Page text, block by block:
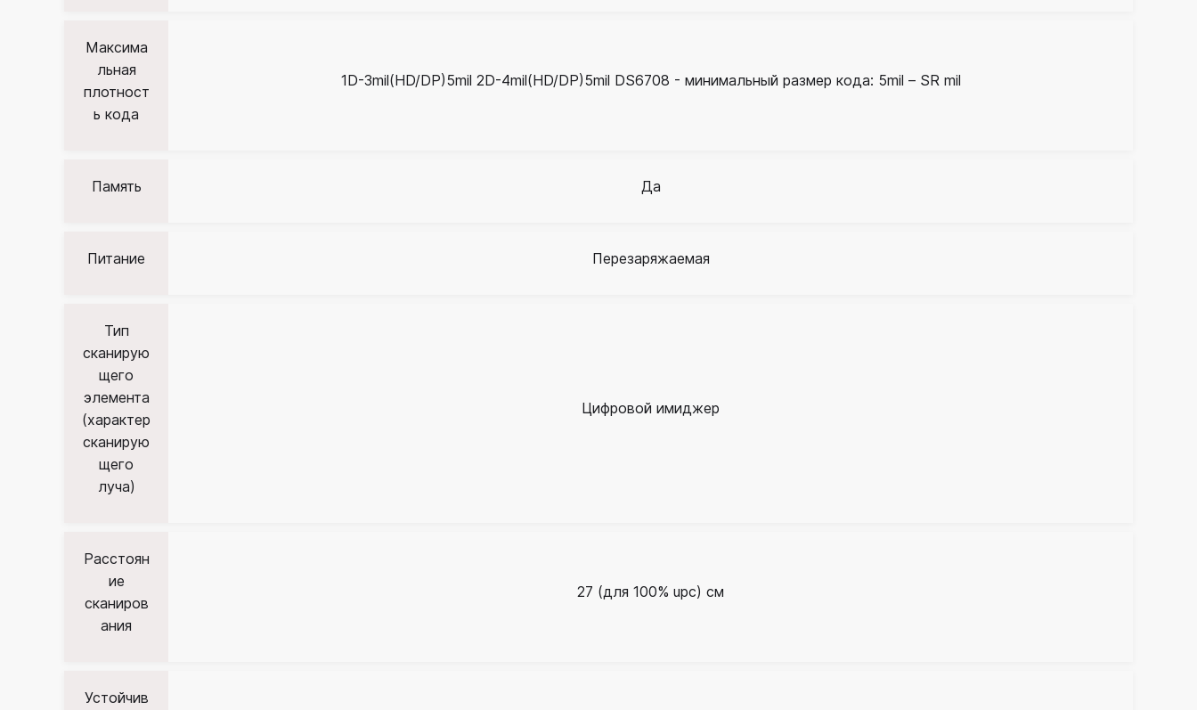
Максима
льная
плотност
ь кода
1D-3mil(HD/DP)5mil 2D-4mil(HD/DP)5mil DS6708 - минимальный размер кода: 5mil – SR mil
Память Да
Питание Перезаряжаемая
Тип
сканирую
щего
элемента
(характер
сканирую
щего
луча)
Цифровой имиджер
Расстоян
ие
сканиров
ания
27 (для 100% upc) см
Устойчив